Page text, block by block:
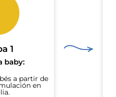
1
baby:
a partir de
en